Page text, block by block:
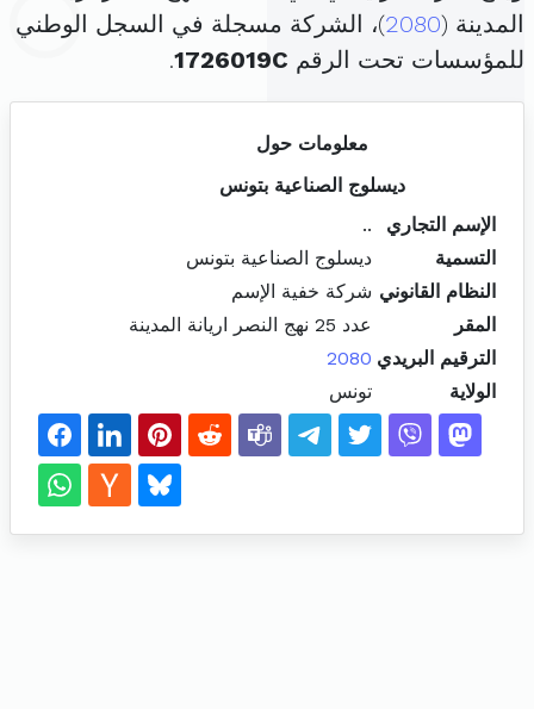
المدينة (2080)، الشركة مسجلة في السجل الوطني
للمؤسسات تحت الرقم 1726019C
.
معلومات حول
ديسلوج الصناعية بتونس
الإسم التجاري
..
التسمية
ديسلوج الصناعية بتونس
النظام القانوني شركة خفية الإسم
المقر
عدد 25 نهج النصر اريانة المدينة
الترقيم البريدي 2080
الولاية
تونس